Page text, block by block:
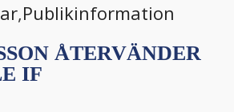
,Publikinformation
ÅTERVÄNDER
IF